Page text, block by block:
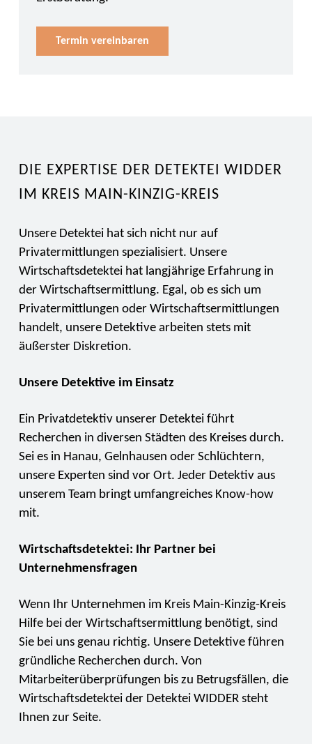
Termin vereinbaren
DIE EXPERTISE DER DETEKTEI WIDDER
IM KREIS MAIN-KINZIG-KREIS
Unsere Detektei hat sich nicht nur auf
Privatermittlungen spezialisiert. Unsere
Wirtschaftsdetektei hat langjährige Erfahrung in
der Wirtschaftsermittlung. Egal, ob es sich um
Privatermittlungen oder Wirtschaftsermittlungen
handelt, unsere Detektive arbeiten stets mit
äußerster Diskretion.
Unsere Detektive im Einsatz
Ein Privatdetektiv unserer Detektei führt
Recherchen in diversen Städten des Kreises durch.
Sei es in Hanau, Gelnhausen oder Schlüchtern,
unsere Experten sind vor Ort. Jeder Detektiv aus
unserem Team bringt umfangreiches Know-how
mit.
Wirtschaftsdetektei: Ihr Partner bei
Unternehmensfragen
Wenn Ihr Unternehmen im Kreis Main-Kinzig-Kreis
Hilfe bei der Wirtschaftsermittlung benötigt, sind
Sie bei uns genau richtig. Unsere Detektive führen
gründliche Recherchen durch. Von
Mitarbeiterüberprüfungen bis zu Betrugsfällen, die
Wirtschaftsdetektei der Detektei WIDDER steht
Ihnen zur Seite.